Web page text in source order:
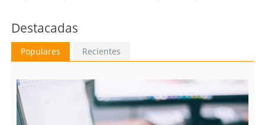
Destacadas
Populares Recientes